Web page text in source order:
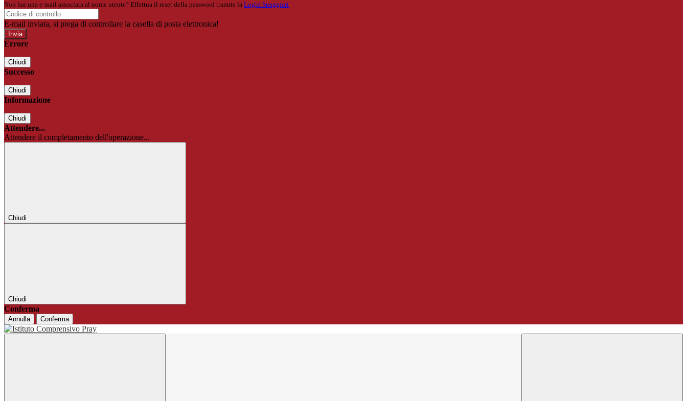
Non hai una e-mail associata al nome utente? Effettua il reset della password tramite la Login Spaggiari
E-mail inviata, si prega di controllare la casella di posta elettronica!
Errore
Chiudi
Successo
Chiudi
Informazione
Chiudi
Attendere...
Attendere il completamento dell'operazione...
Chiudi
Chiudi
Conferma
Annulla Conferma